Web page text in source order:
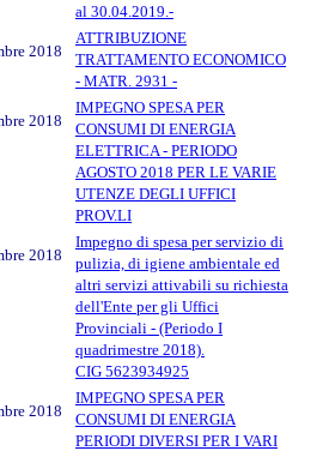
al 30.04.2019.-
2018
ATTRIBUZIONE
TRATTAMENTO ECONOMICO
- MATR. 2931 -
2018
IMPEGNO SPESA PER
CONSUMI DI ENERGIA
ELETTRICA - PERIODO
AGOSTO 2018 PER LE VARIE
UTENZE DEGLI UFFICI
PROV.LI
2018
Impegno di spesa per servizio di
pulizia, di igiene ambientale ed
altri servizi attivabili su richiesta
dell'Ente per gli Uffici
Provinciali - (Periodo I
quadrimestre 2018).
CIG 5623934925
2018
IMPEGNO SPESA PER
CONSUMI DI ENERGIA
PERIODI DIVERSI PER I VARI